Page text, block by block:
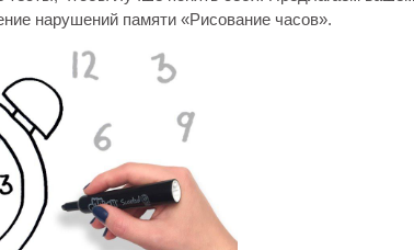
нарушений памяти «Рисование часов».